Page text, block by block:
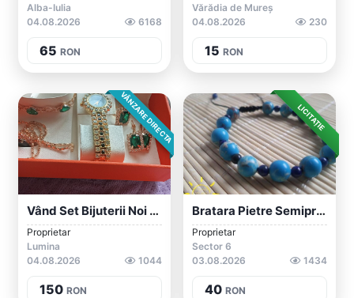
Alba-Iulia
04.08.2026
6168
65 RON
Vărădia de Mureș
04.08.2026
230
15 RON
VÂNZARE DIRECTA
Vând Set Bijuterii Noi - Ceas, Brățară,...
Proprietar
Lumina
04.08.2026
1044
150 RON
LICITAȚIE
Bratara Pietre Semipretioase Lapis Lazul...
Proprietar
Sector 6
03.08.2026
1434
40 RON